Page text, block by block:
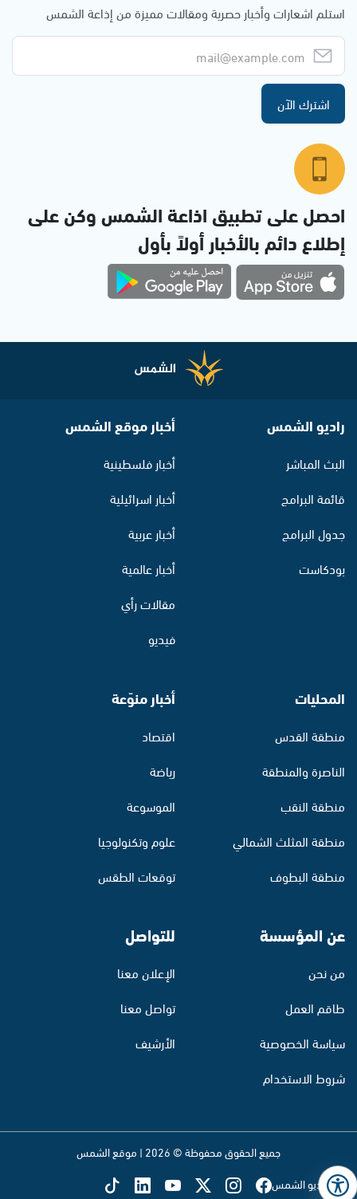
استلم اشعارات وأخبار حصرية ومقالات مميزة من إذاعة الشمس
اشترك الآن
احصل على تطبيق اذاعة الشمس وكن على
إطلاع دائم بالأخبار أولاً بأول
راديو الشمس
البث المباشر
قائمة البرامج
جدول البرامج
بودكاست
أخبار موقع الشمس
أخبار فلسطينية
أخبار اسرائيلية
أخبار عربية
أخبار عالمية
مقالات رأي
فيديو
المحليات
منطقة القدس
الناصرة والمنطقة
منطقة النقب
منطقة المثلث الشمالي
منطقة البطوف
أخبار منوّعة
اقتصاد
رياضة
الموسوعة
علوم وتكنولوجيا
توقعات الطقس
عن المؤسسة
من نحن
طاقم العمل
سياسة الخصوصية
شروط الاستخدام
للتواصل
الإعلان معنا
تواصل معنا
الأرشيف
جميع الحقوق محفوظة © 2026 | موقع الشمس
تابع راديو الشمس